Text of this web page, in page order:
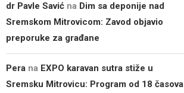
dr Pavle Savić na Dim sa deponije nad
Sremskom Mitrovicom: Zavod objavio
preporuke za građane
Pera na EXPO karavan sutra stiže u
Sremsku Mitrovicu: Program od 18 časova